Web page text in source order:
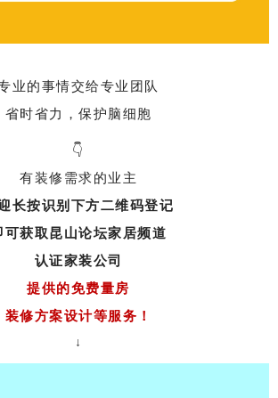
业的事情交给专业团队
省时省力，保护脑细胞
👇
有装修需求的业主
长按识别下方二维码登记
可获取昆山论坛家居频道
认证家装公司
提供的免费量房
装修方案设计等服务！
↓